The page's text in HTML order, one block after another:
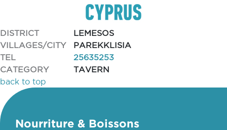
DISTRICT
LEMESOS
VILLAGES/CITY
PAREKKLISIA
TEL
25635253
CATEGORY
TAVERN
back to top
Nourriture & Boissons